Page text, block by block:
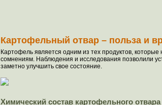
Картофельный отвар – польза и
Картофель является одним из тех продуктов,
сомнениям. Наблюдения и исследования позволили
заметно улучшить свое состояние.
Химический состав картофельного отвара